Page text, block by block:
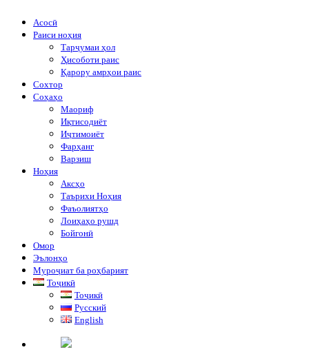
Асосӣ
Раиси ноҳия
Тарҷумаи ҳол
Ҳисоботи раис
Қарору амрҳои раис
Сохтор
Соҳаҳо
Маориф
Иқтисодиёт
Иҷтимоиёт
Фарҳанг
Варзиш
Ноҳия
Аксҳо
Таърихи Ноҳия
Фаъолиятҳо
Лоиҳаҳо рушд
Бойгонӣ
Омор
Эълонҳо
Муроҷиат ба роҳбарият
Тоҷикӣ
Тоҷикӣ
Русский
English